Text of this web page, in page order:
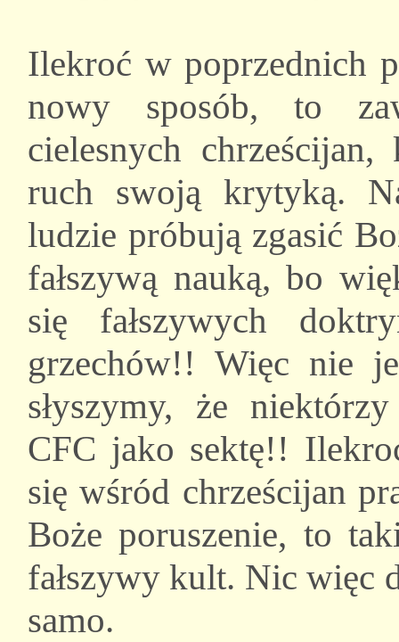
Ilekroć w poprzednich
nowy sposób, to
cielesnych
ruch swoją krytyką.
ludzie próbują zgasić
fałszywą nauką, bo
się fałszywych
grzechów!! Więc nie
słyszymy, że
CFC jako sektę!!
się wśród chrześcijan
Boże poruszenie, to
fałszywy kult. Nic więc
samo.